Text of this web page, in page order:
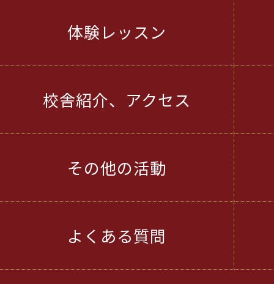
体験レッスン
校舎紹介、アクセス
その他の活動
よくある質問